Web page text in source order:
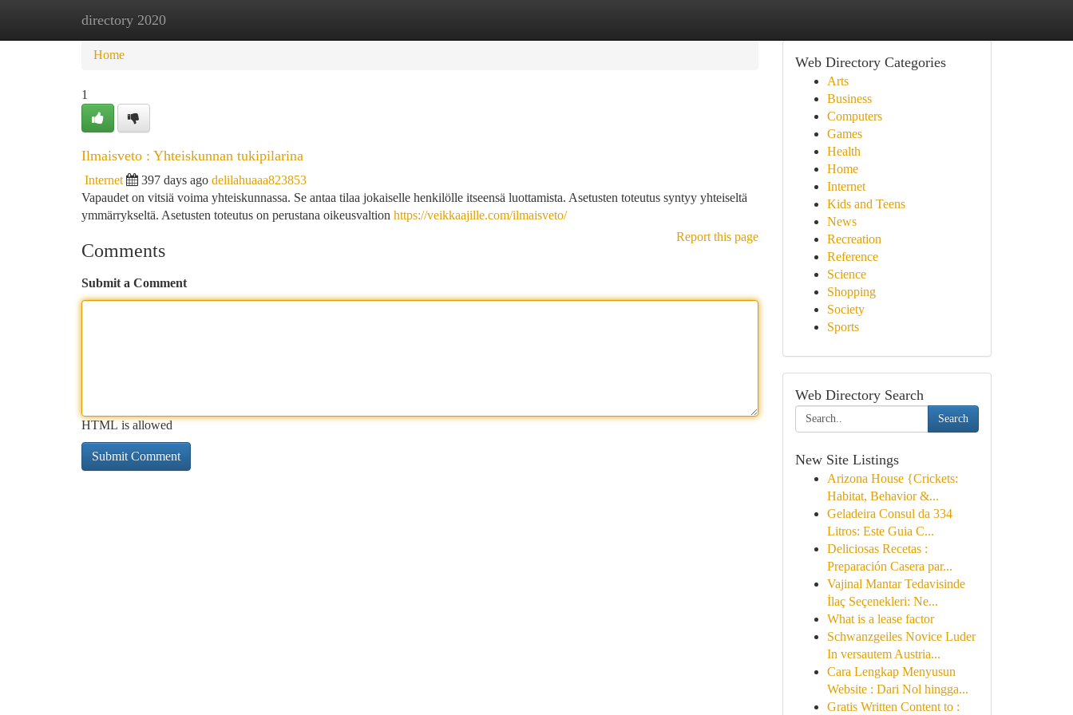
directory 2020
Home New Site Listings
Home
1
Ilmaisveto : Yhteiskunnan tukipilarina
Internet 397 days ago delilahuaaa823853
Vapaudet on vitsiä voima yhteiskunnassa. Se antaa tilaa jokaiselle henkilölle itseensä luottamista. Asetusten toteutus syntyy yhteiseltä
ymmärrykseltä. Asetusten toteutus on perustana oikeusvaltion https://veikkaajille.com/ilmaisveto/
Report this page
Comments
Submit a Comment
HTML is allowed
Web Directory Categories
Arts
Business
Computers
Games
Health
Home
Internet
Kids and Teens
News
Recreation
Reference
Science
Shopping
Society
Sports
Web Directory Search
Search
New Site Listings
Arizona House {Crickets:
Habitat, Behavior &...
Geladeira Consul da 334
Litros: Este Guia C...
Deliciosas Recetas :
Preparación Casera par...
Vajinal Mantar Tedavisinde
İlaç Seçenekleri: Ne...
What is a lease factor
Schwanzgeiles Novice Luder
In versautem Austria...
Cara Lengkap Menyusun
Website : Dari Nol hingga...
Gratis Written Content to :